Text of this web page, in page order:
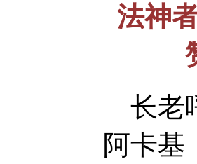
法神
长老
阿卡基